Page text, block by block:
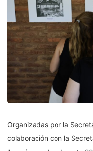
Organizadas por la
colaboración con la